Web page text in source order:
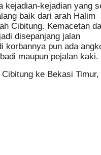
kejadian-kejadian yang
baik dari arah Halim
Cibitung. Kemacetan
disepanjang jalan
korbannya pun ada
maupun pejalan kaki.
ke Bekasi Timur,